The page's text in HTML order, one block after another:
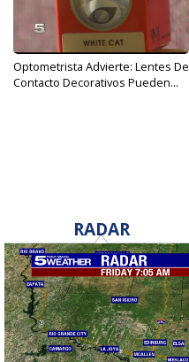
Optometrista Advierte: Lentes De
Contacto Decorativos Pueden...
RADAR